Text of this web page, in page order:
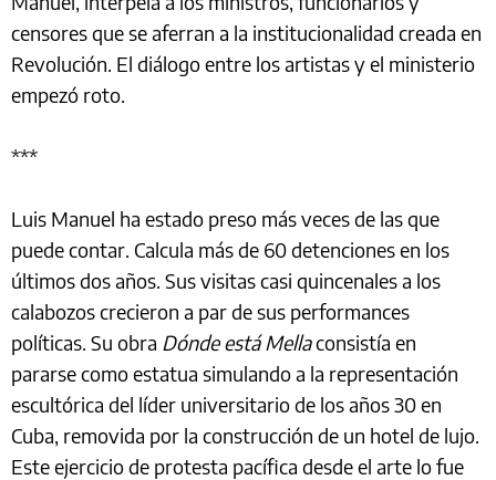
censores que se aferran a la institucionalidad creada en
Revolución. El diálogo entre los artistas y el ministerio
empezó roto.
***
Luis Manuel ha estado preso más veces de las que
puede contar. Calcula más de 60 detenciones en los
últimos dos años. Sus visitas casi quincenales a los
calabozos crecieron a par de sus performances
políticas. Su obra Dónde está Mellaconsistía en
pararse como estatua simulando a la representación
escultórica del líder universitario de los años 30 en
Cuba, removida por la construcción de un hotel de lujo.
Este ejercicio de protesta pacífica desde el arte lo fue